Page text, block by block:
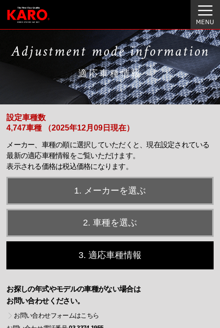
Adjustment mode information
適応車種情報
設定車種数
4,747車種 （2025年12月09日現在）
メーカー、車種の順に選択していただくと、現在設定されている
最新の適応車種情報をご覧いただけます。
表示される価格は税込価格になります。
1. メーカーを選ぶ
2. 車種を選ぶ
3. 適応車種情報
お探しの年式やモデルの車種がない場合は
お問い合わせください。
お問い合わせフォームはこちら